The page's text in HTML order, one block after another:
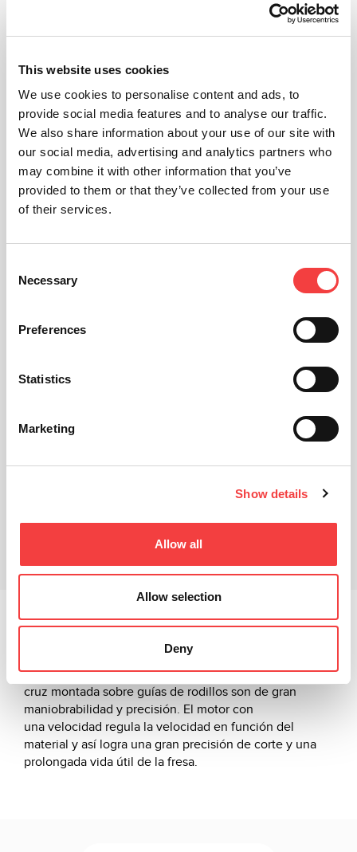
This website uses cookies
We use cookies to personalise content and ads, to
provide social media features and to analyse our traffic.
We also share information about your use of our site with
our social media, advertising and analytics partners who
may combine it with other information that you’ve
provided to them or that they’ve collected from your use
of their services.
Selection
Necessary
Preferences
Statistics
Marketing
Show details
Allow all
Allow selection
Deny
Productos relacionados
Descargas
La 206 es una duplicadora profesional para llaves
garantiza eficiencia, larga duración y confort. Los
movimientos del carro gracias al sistema de mesa en
cruz montada sobre guías de rodillos son de gran
maniobrabilidad y precisión. El motor con
una velocidad regula la velocidad en función del
material y así logra una gran precisión de corte y una
prolongada vida útil de la fresa.